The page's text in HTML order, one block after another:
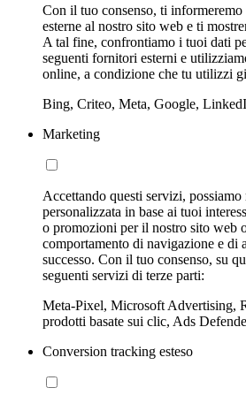
Con il tuo consenso, ti
esterne al nostro sito web e ti
A tal fine, confrontiamo i tuoi dati
seguenti fornitori esterni e
online, a condizione che tu utilizzi
Bing, Criteo, Meta, Google,
Marketing
Accettando questi servizi,
personalizzata in base ai tuoi
o promozioni per il nostro sito web
comportamento di navigazione e di
successo. Con il tuo consenso, su
seguenti servizi di terze parti:
Meta-Pixel, Microsoft Advertising,
prodotti basate sui clic, Ads
Conversion tracking esteso